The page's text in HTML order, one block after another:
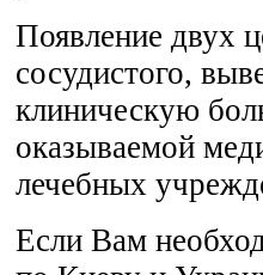
Появление двух
сосудистого,
клиническую
оказываемой
лечебных
Если Вам